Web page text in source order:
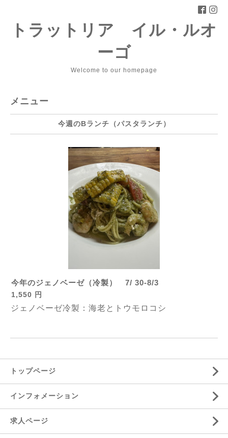
トラットリア イル・ルオ
ーゴ
Welcome to our homepage
メニュー
今週のBランチ（パスタランチ）
今年のジェノベーゼ（冷製） 7/ 30-8/3
1,550 円
ジェノベーゼ冷製：海老とトウモロコシ
トップページ
インフォメーション
求人ページ